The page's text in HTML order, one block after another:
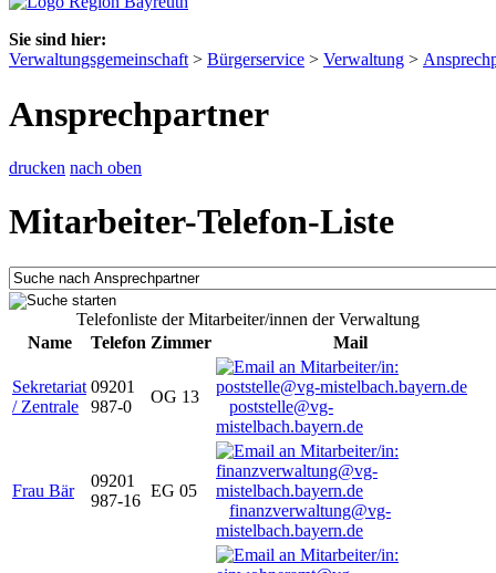
Sie sind hier:
Verwaltungsgemeinschaft > Bürgerservice > Verwaltung >
Ansprechpartner
drucken nach oben
Mitarbeiter-Telefon-Liste
Telefonliste der Mitarbeiter/innen der Verwaltung
Name
Telefon Zimmer Mail
Sekretariat
/ Zentrale
09201
987-0
OG 13
poststelle@vg-
mistelbach.bayern.de
Frau Bär
09201
987-16
EG 05
finanzverwaltung@vg-
mistelbach.bayern.de